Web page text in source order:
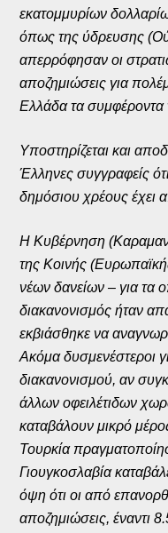
εκατομμυρίων
όπως της ύδρευσης
απερρόφησαν οι
αποζημιώσεις για
Ελλάδα τα συμφέροντα
Υποστηρίζεται και
Έλληνες συγγραφείς
δημόσιου χρέους έχει
Η Κυβέρνηση
της Κοινής
νέων δανείων – για τα
διακανονισμός ήταν
εκβιάσθηκε να
Ακόμα δυσμενέστεροι
διακανονισμού, αν
άλλων οφειλέτιδων
καταβάλουν μικρό
Τουρκία
Γιουγκοσλαβία
όψη ότι οι από
αποζημιώσεις, έναντι